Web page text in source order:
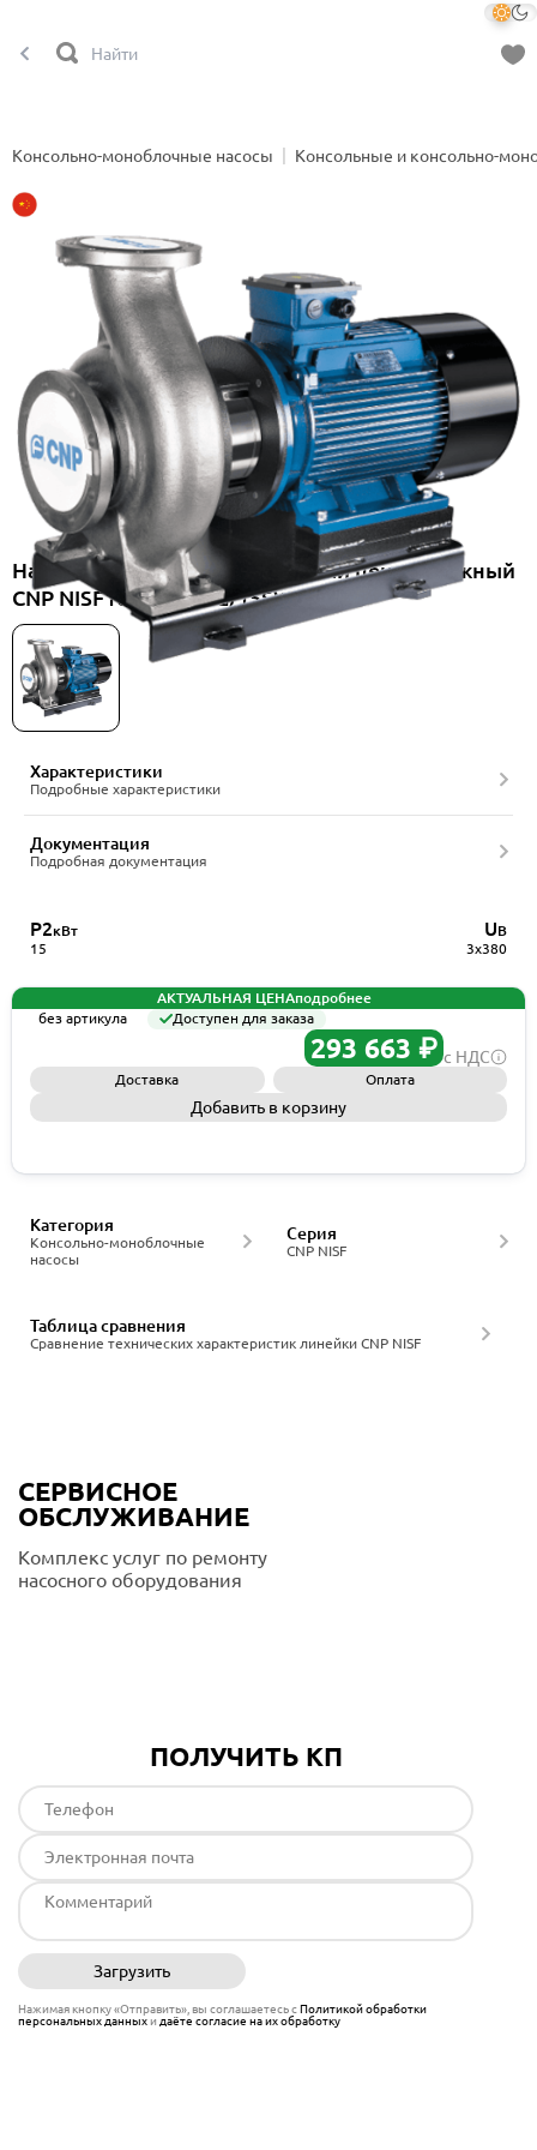
Консольно-моноблочные насосы Консольные и консольно-
Насос консольно-моноблочный центробежный
CNP NISF100-80-160G/15SWF
Характеристики
Подробные характеристики
Документация
Подробная документация
P2кВт
15
UВ
3x380
АКТУАЛЬНАЯ ЦЕНАподробнее
без артикула
Доступен для заказа
293 663 ₽ с НДС
Доставка Оплата
Добавить в корзину
Консольно-моноблочные
насосы
Категория
CNP NISF
Серия
Сравнение технических характеристик линейки CNP NISF
Таблица сравнения
СЕРВИСНОЕ
ОБСЛУЖИВАНИЕ
Комплекс услуг по ремонту
насосного оборудования
ПОЛУЧИТЬ КП
Загрузить
Нажимая кнопку «Отправить», вы соглашаетесь сПолитикой обработки
персональных данныхи даёте согласие на их обработку